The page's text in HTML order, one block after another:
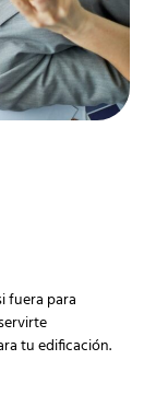
fuera para
tu edificación.